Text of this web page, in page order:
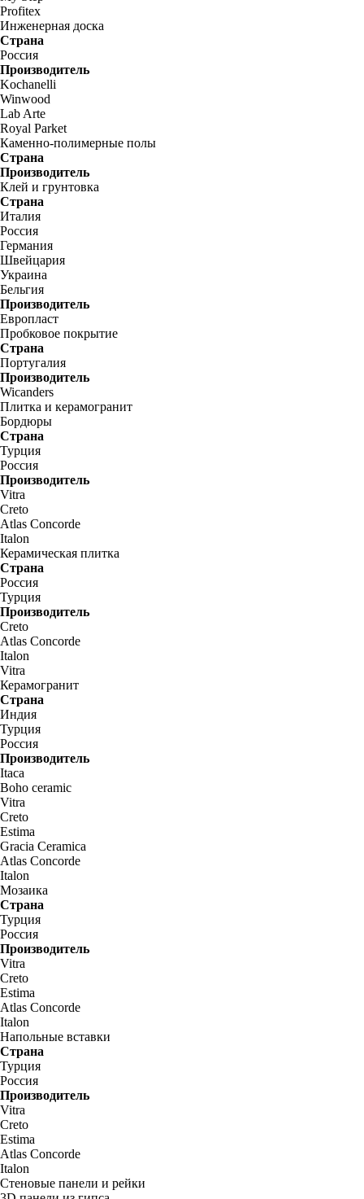
Profitex
Инженерная доска
Страна
Россия
Производитель
Kochanelli
Winwood
Lab Arte
Royal Parket
Каменно-полимерные полы
Страна
Производитель
Клей и грунтовка
Страна
Италия
Россия
Германия
Швейцария
Украина
Бельгия
Производитель
Европласт
Пробковое покрытие
Страна
Португалия
Производитель
Wicanders
Плитка и керамогранит
Бордюры
Страна
Турция
Россия
Производитель
Vitra
Creto
Atlas Concorde
Italon
Керамическая плитка
Страна
Россия
Турция
Производитель
Creto
Atlas Concorde
Italon
Vitra
Керамогранит
Страна
Индия
Турция
Россия
Производитель
Itaca
Boho ceramic
Vitra
Creto
Estima
Gracia Ceramica
Atlas Concorde
Italon
Мозаика
Страна
Турция
Россия
Производитель
Vitra
Creto
Estima
Atlas Concorde
Italon
Напольные вставки
Страна
Турция
Россия
Производитель
Vitra
Creto
Estima
Atlas Concorde
Italon
Стеновые панели и рейки